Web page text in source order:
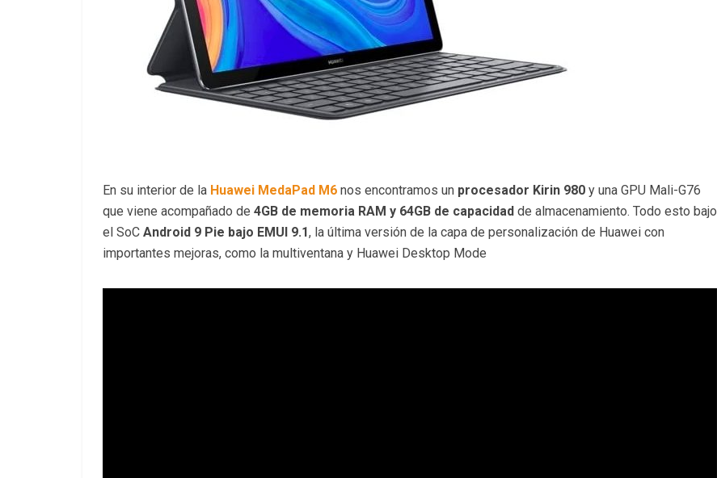
En su interior de la Huawei MedaPad M6 nos encontramos un procesador Kirin 980 y una GPU Mali-G76
que viene acompañado de 4GB de memoria RAM y 64GB de capacidad de almacenamiento. Todo esto bajo
el SoC Android 9 Pie bajo EMUI 9.1, la última versión de la capa de personalización de Huawei con
importantes mejoras, como la multiventana y Huawei Desktop Mode